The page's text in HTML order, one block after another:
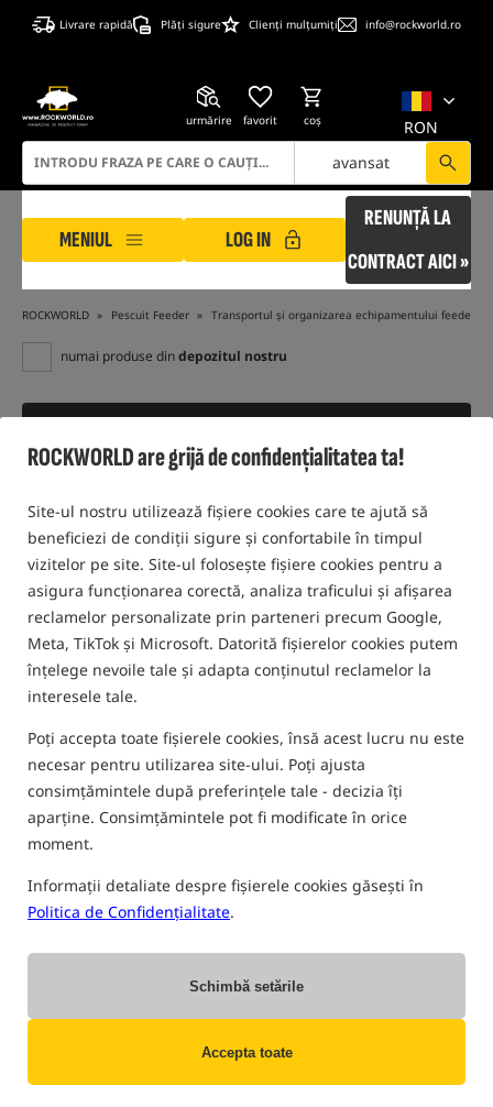
ROCKWORLD are grijă de confidențialitatea ta!
Site-ul nostru utilizează fișiere cookies care te ajută să
beneficiezi de condiții sigure și confortabile în timpul
vizitelor pe site. Site-ul folosește fișiere cookies pentru a
asigura funcționarea corectă, analiza traficului și afișarea
reclamelor personalizate prin parteneri precum Google,
Meta, TikTok și Microsoft. Datorită fișierelor cookies putem
înțelege nevoile tale și adapta conținutul reclamelor la
interesele tale.
Poți accepta toate fișierele cookies, însă acest lucru nu este
necesar pentru utilizarea site-ului. Poți ajusta
consimțămintele după preferințele tale - decizia îți
aparține. Consimțămintele pot fi modificate în orice
moment.
Informații detaliate despre fișierele cookies găsești în
Politica de Confidențialitate.
Schimbă setările
Accepta toate
Livrare rapidă Plăți sigure Clienți mulțumiți info@rockworld.ro
RON
urmărire favorit coş
avansat
MENIUL LOG IN
RENUNȚĂ LA
CONTRACT AICI »
ROCKWORLD Pescuit Feeder Transportul și organizarea echipamentului feeder
numai produse dindepozitul nostru
Cel mai vândut!
Matrix Storage Box 8
Comparment Deep
58,96RON
CUMPĂRĂ
Cel mai vândut!
Matrix Storage Box 16
58,96 RON
CUMPĂRĂ
Cel mai vândut!
Preston Innovations
69,58 RON
CUMPĂRĂ
CUTII PENTRU ACCESORII FEEDER